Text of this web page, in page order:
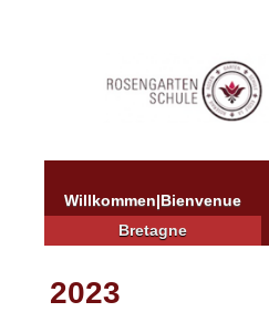
Willkommen|Bienvenue
Bretagne
2023